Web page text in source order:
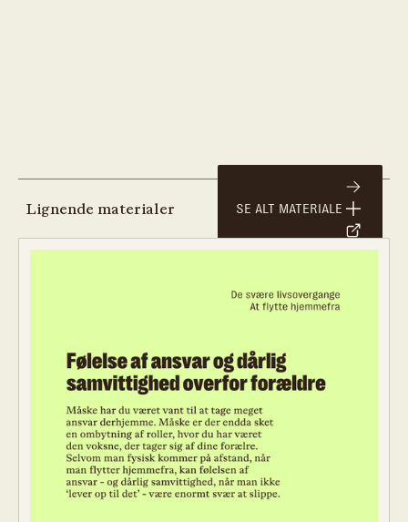
Lignende materialer SE ALT MATERIALE